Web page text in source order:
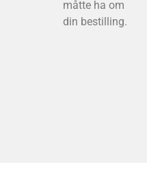
måtte ha om
din bestilling.